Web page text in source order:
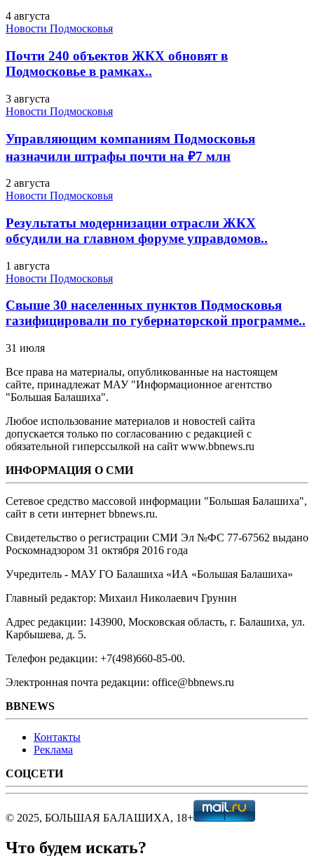
4 августа
Новости Подмосковья
Почти 240 объектов ЖКХ обновят в
Подмосковье в рамках..
3 августа
Новости Подмосковья
Управляющим компаниям Подмосковья
назначили штрафы почти на ₽7 млн
2 августа
Новости Подмосковья
Результаты модернизации отрасли ЖКХ
обсудили на главном форуме управдомов..
1 августа
Новости Подмосковья
Свыше 30 населенных пунктов Подмосковья
газифицировали по губернаторской программе..
31 июля
Все права на материалы, опубликованные на настоящем
сайте, принадлежат МАУ "Информационное агентство
"Большая Балашиха".
Любое использование материалов и новостей сайта
допускается только по согласованию с редакцией с
обязательной гиперссылкой на сайт www.bbnews.ru
ИНФОРМАЦИЯ О СМИ
Сетевое средство массовой информации "Большая Балашиха",
сайт в сети интернет bbnews.ru.
Свидетельство о регистрации СМИ Эл №ФС ‎77-67562 выдано
Роскомнадзором 31 октября 2016 года
Учредитель - МАУ ГО Балашиха «ИА «Большая Балашиха»
Главный редактор: Михаил Николаевич Грунин
Адрес редакции: 143900, Московская область, г. Балашиха, ул.
Карбышева, д. 5.
Телефон редакции: +7(498)660-85-00.
Электронная почта редакции: office@bbnews.ru
BBNEWS
Контакты
Реклама
СОЦСЕТИ
© 2025, БОЛЬШАЯ БАЛАШИХА, 18+
Что будем искать?